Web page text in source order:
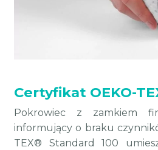
Certyfikat OEKO-
Pokrowiec z zamkiem
informujący o braku
TEX® Standard 100